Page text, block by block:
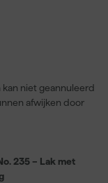
niet geannuleerd
afwijken door
235 – Lak met